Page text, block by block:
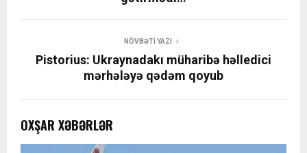
NÖVBƏTI YAZI
Pistorius: Ukraynadakı müharibə həlledici
mərhələyə qədəm qoyub
OXŞAR XƏBƏRLƏR